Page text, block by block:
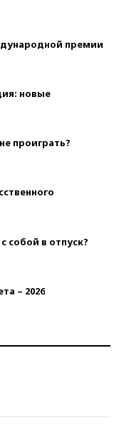
премии
новые
проиграть?
собой в отпуск?
– 2026